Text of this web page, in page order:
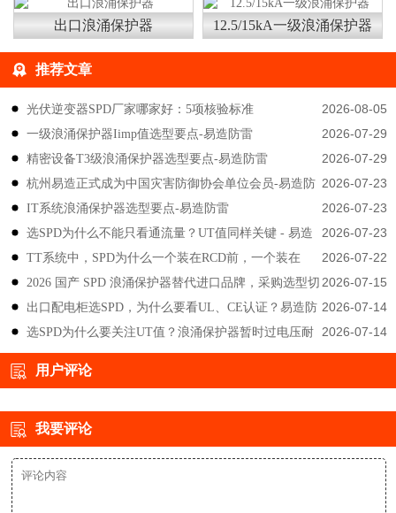
出口浪涌保护器 12.5/15kA一级浪涌保护器
推荐文章
2026-08-05
光伏逆变器SPD厂家哪家好：5项核验标准
2026-07-29
一级浪涌保护器Iimp值选型要点-易造防雷
2026-07-29
精密设备T3级浪涌保护器选型要点-易造防雷
2026-07-23
杭州易造正式成为中国灾害防御协会单位会员-易造防
雷
2026-07-23
IT系统浪涌保护器选型要点-易造防雷
2026-07-23
选SPD为什么不能只看通流量？UT值同样关键 - 易造
防雷
2026-07-22
TT系统中，SPD为什么一个装在RCD前，一个装在
后？-易造防雷
2026-07-15
2026 国产 SPD 浪涌保护器替代进口品牌，采购选型切
勿只对比价格-易造防雷
2026-07-14
出口配电柜选SPD，为什么要看UL、CE认证？易造防
雷技术解答
2026-07-14
选SPD为什么要关注UT值？浪涌保护器暂时过电压耐
用户评论
我要评论